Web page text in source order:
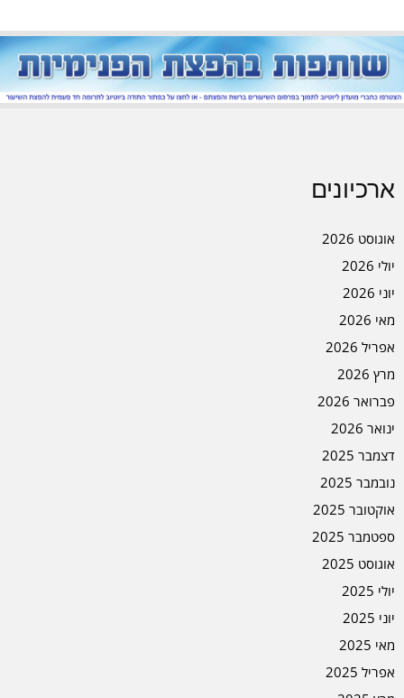
ארכיונים
אוגוסט 2026
יולי 2026
יוני 2026
מאי 2026
אפריל 2026
מרץ 2026
פברואר 2026
ינואר 2026
דצמבר 2025
נובמבר 2025
אוקטובר 2025
ספטמבר 2025
אוגוסט 2025
יולי 2025
יוני 2025
מאי 2025
אפריל 2025